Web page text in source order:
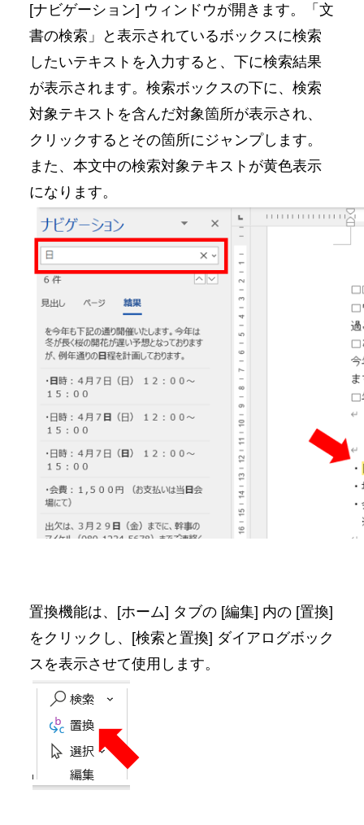
[ナビゲーション] ウィンドウが開きます。「文
書の検索」と表示されているボックスに検索
したいテキストを入力すると、下に検索結果
が表示されます。検索ボックスの下に、検索
対象テキストを含んだ対象箇所が表示され、
クリックするとその箇所にジャンプします。
また、本文中の検索対象テキストが黄色表示
になります。
置換機能は、[ホーム] タブの [編集] 内の [置換]
をクリックし、[検索と置換] ダイアログボック
スを表示させて使用します。